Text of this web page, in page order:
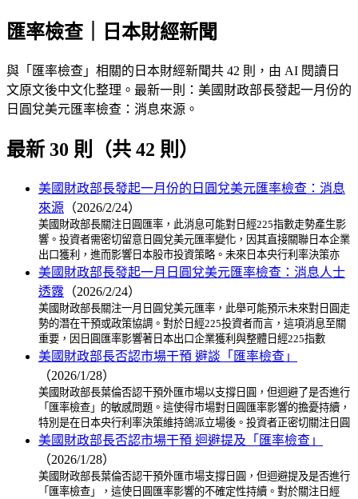
匯率檢查｜日本財經新聞
與「匯率檢查」相關的日本財經新聞共 42 則，由 AI 閱讀日
文原文後中文化整理。最新一則：美國財政部長發起一月份的
日圓兌美元匯率檢查：消息來源。
最新 30 則（共 42 則）
美國財政部長發起一月份的日圓兌美元匯率檢查：消息
來源 （2026/2/24）
美國財政部長關注日圓匯率，此消息可能對日經225指數走勢產生影
響。投資者需密切留意日圓兌美元匯率變化，因其直接關聯日本企業
出口獲利，進而影響日本股市投資策略。未來日本央行利率決策亦
美國財政部長發起一月日圓兌美元匯率檢查：消息人士
透露 （2026/2/24）
美國財政部長關注一月日圓兌美元匯率，此舉可能預示未來對日圓走
勢的潛在干預或政策協調。對於日經225投資者而言，這項消息至關
重要，因日圓匯率影響著日本出口企業獲利與整體日經225指數
美國財政部長否認市場干預 避談「匯率檢查」
（2026/1/28）
美國財政部長葉倫否認干預外匯市場以支撐日圓，但迴避了是否進行
「匯率檢查」的敏感問題。這使得市場對日圓匯率影響的擔憂持續，
特別是在日本央行利率決策維持鴿派立場後。投資者正密切關注日圓
美國財政部長否認市場干預 迴避提及「匯率檢查」
（2026/1/28）
美國財政部長葉倫否認干預外匯市場支撐日圓，但迴避提及是否進行
「匯率檢查」，這使日圓匯率影響的不確定性持續。對於關注日經